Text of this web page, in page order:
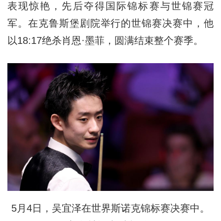
表现惊艳，先后夺得国际锦标赛与世锦赛冠
军。在克鲁斯堡剧院举行的世锦赛决赛中，他
以18:17绝杀肖恩·墨菲，圆满结束整个赛季。
5月4日，吴宜泽在世界斯诺克锦标赛决赛中。